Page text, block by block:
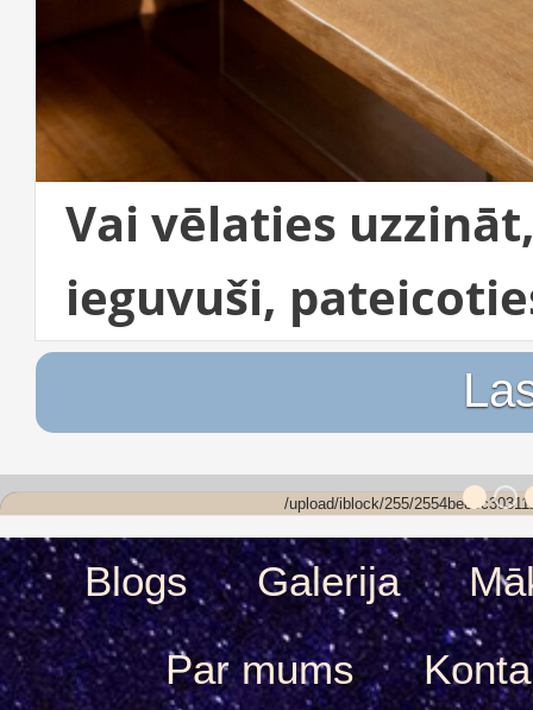
Vai vēlaties
ieguvuši,
/upload/iblock/255/
Blogs Galerija
Par mums